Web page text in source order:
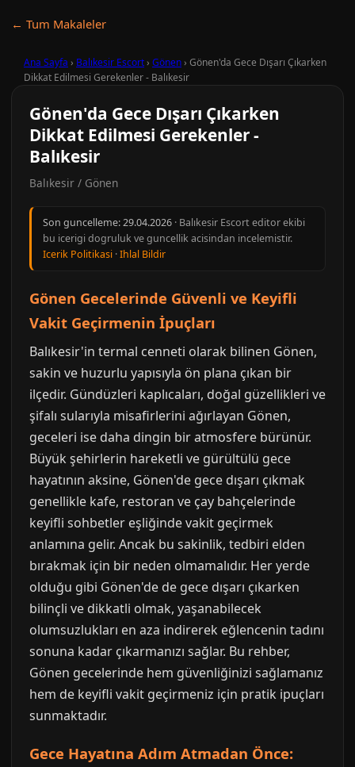
← Tum Makaleler
Ana Sayfa › Balıkesir Escort› Gönen› Gönen'da Gece Dışarı Çıkarken
Dikkat Edilmesi Gerekenler - Balıkesir
Gönen'da Gece Dışarı Çıkarken
Dikkat Edilmesi Gerekenler -
Balıkesir
Balıkesir / Gönen
Son guncelleme:29.04.2026 · Balıkesir Escort editor ekibi
bu icerigi dogruluk ve guncellik acisindan incelemistir.
Icerik Politikasi ·Ihlal Bildir
Gönen Gecelerinde Güvenli ve Keyifli
Vakit Geçirmenin İpuçları
Balıkesir'in termal cenneti olarak bilinen Gönen,
sakin ve huzurlu yapısıyla ön plana çıkan bir
ilçedir. Gündüzleri kaplıcaları, doğal güzellikleri ve
şifalı sularıyla misafirlerini ağırlayan Gönen,
geceleri ise daha dingin bir atmosfere bürünür.
Büyük şehirlerin hareketli ve gürültülü gece
hayatının aksine, Gönen'de gece dışarı çıkmak
genellikle kafe, restoran ve çay bahçelerinde
keyifli sohbetler eşliğinde vakit geçirmek
anlamına gelir. Ancak bu sakinlik, tedbiri elden
bırakmak için bir neden olmamalıdır. Her yerde
olduğu gibi Gönen'de de gece dışarı çıkarken
bilinçli ve dikkatli olmak, yaşanabilecek
olumsuzlukları en aza indirerek eğlencenin tadını
sonuna kadar çıkarmanızı sağlar. Bu rehber,
Gönen gecelerinde hem güvenliğinizi sağlamanız
hem de keyifli vakit geçirmeniz için pratik ipuçları
sunmaktadır.
Gece Hayatına Adım Atmadan Önce: